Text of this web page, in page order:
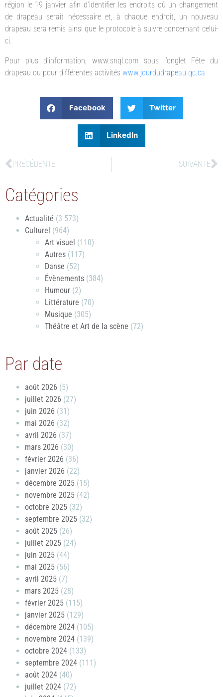
région le 19 janvier afin d’identifier les endroits où un changement
de drapeau serait nécessaire et, à chaque endroit, un nouveau
drapeau sera remis ainsi que le protocole à suivre concernant celui-
ci.
Pour plus d’information, www.snql.com sous l’onglet Fête du
drapeau ou pour différentes activités www.jourdudrapeau.qc.ca
Facebook Twitter
LinkedIn
PRÉCÉDENTE SUIVANTE
Catégories
Actualité (3 573)
Culturel (964)
Art visuel (110)
Autres (117)
Danse (52)
Évènements (384)
Humour (2)
Littérature (70)
Musique (305)
Théâtre et Art de la scène (72)
Par date
août 2026 (5)
juillet 2026 (27)
juin 2026 (31)
mai 2026 (32)
avril 2026 (37)
mars 2026 (30)
février 2026 (36)
janvier 2026 (22)
décembre 2025 (15)
novembre 2025 (42)
octobre 2025 (32)
septembre 2025 (32)
août 2025 (26)
juillet 2025 (24)
juin 2025 (44)
mai 2025 (56)
avril 2025 (7)
mars 2025 (28)
février 2025 (115)
janvier 2025 (129)
décembre 2024 (105)
novembre 2024 (139)
octobre 2024 (133)
septembre 2024 (111)
août 2024 (40)
juillet 2024 (72)